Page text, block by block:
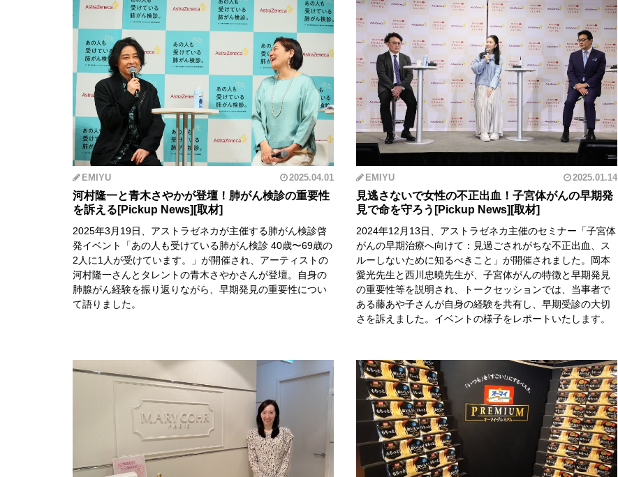
EMIYU 2025.04.01
河村隆一と青木さやかが登壇！肺がん検診の重要性
を訴える
2025年3月19日、アストラゼネカが主催する肺がん検診啓
発イベント「あの人も受けている肺がん検診 40歳〜69歳の
2人に1人が受けています。」が開催され、アーティストの
河村隆一さんとタレントの青木さやかさんが登壇。自身の
肺腺がん経験を振り返りながら、早期発見の重要性につい
て語りました。
EMIYU 2025.01.14
見逃さないで女性の不正出血！子宮体がんの早期発
見で命を守ろう
2024年12月13日、アストラゼネカ主催のセミナー「子宮体
がんの早期治療へ向けて：見過ごされがちな不正出血、ス
ルーしないために知るべきこと」が開催されました。岡本
愛光先生と西川忠曉先生が、子宮体がんの特徴と早期発見
の重要性等を説明され、トークセッションでは、当事者で
ある藤あや子さんが自身の経験を共有し、早期受診の大切
さを訴えました。イベントの様子をレポートいたします。